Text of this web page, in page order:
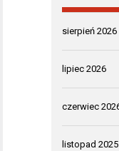
sierpień 2026
lipiec 2026
czerwiec
listopad 2025